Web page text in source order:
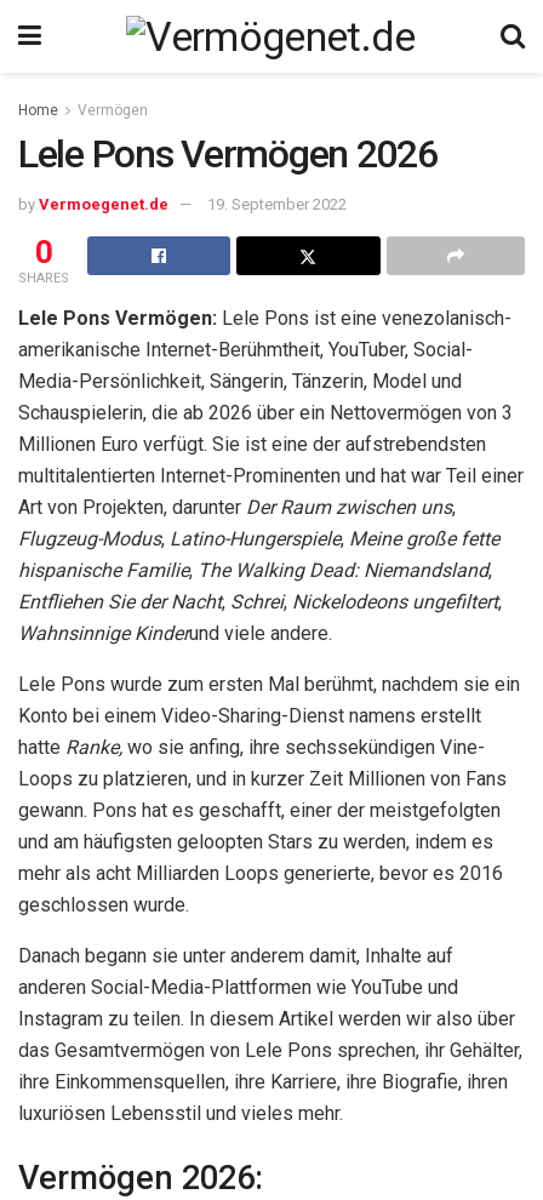
Home Vermögen
Lele Pons Vermögen 2026
by Vermoegenet.de 19. September 2022
0
SHARES
Lele Pons Vermögen: Lele Pons ist eine venezolanisch-
amerikanische Internet-Berühmtheit, YouTuber, Social-
Media-Persönlichkeit, Sängerin, Tänzerin, Model und
Schauspielerin, die ab 2026 über ein Nettovermögen von 3
Millionen Euro verfügt. Sie ist eine der aufstrebendsten
multitalentierten Internet-Prominenten und hat war Teil einer
Art von Projekten, darunter Der Raum zwischen uns,
Flugzeug-Modus, Latino-Hungerspiele, Meine große fette
hispanische Familie, The Walking Dead: Niemandsland,
Entfliehen Sie der Nacht, Schrei, Nickelodeons ungefiltert,
Wahnsinnige Kinderund viele andere.
Lele Pons wurde zum ersten Mal berühmt, nachdem sie ein
Konto bei einem Video-Sharing-Dienst namens erstellt
hatte Ranke, wo sie anfing, ihre sechssekündigen Vine-
Loops zu platzieren, und in kurzer Zeit Millionen von Fans
gewann. Pons hat es geschafft, einer der meistgefolgten
und am häufigsten geloopten Stars zu werden, indem es
mehr als acht Milliarden Loops generierte, bevor es 2016
geschlossen wurde.
Danach begann sie unter anderem damit, Inhalte auf
anderen Social-Media-Plattformen wie YouTube und
Instagram zu teilen. In diesem Artikel werden wir also über
das Gesamtvermögen von Lele Pons sprechen, ihr Gehälter,
ihre Einkommensquellen, ihre Karriere, ihre Biografie, ihren
luxuriösen Lebensstil und vieles mehr.
Vermögen 2026: